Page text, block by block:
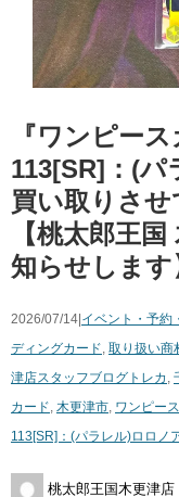
『ワンピー
113[SR]：(パ
買い取りさせ
【桃太郎王
知らせします
2026/07/14|イベント・予約
ディングカード 取り扱い商
津店スタッフブログ トレカ
カード 木更津市 ワンピー
113[SR]：(パラレル)ロロノ
桃太郎王国木更津店